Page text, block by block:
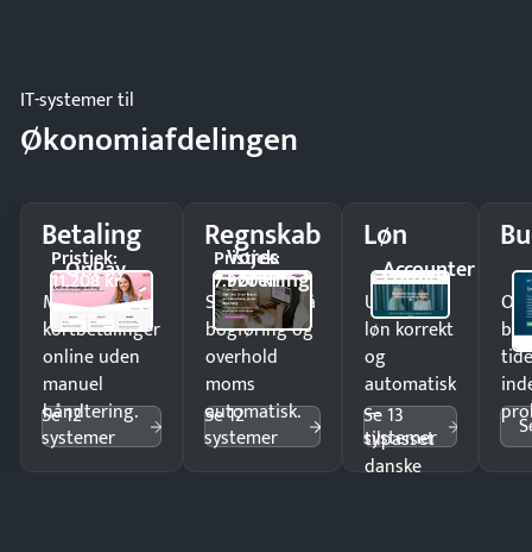
IT-systemer til
Økonomiafdelingen
Betaling
OnPay
Pristjek:
11.208 kr
Modtag
kortbetalinger
online uden
manuel
håndtering.
Se 12
systemer
Regnskab
Vores
Forening
Pristjek:
7.920 kr
Spar timer på
bogføring og
overhold
moms
automatisk.
Se 12
systemer
Løn
Accounter
Udbetal
løn korrekt
og
automatisk
—
tilpasset
danske
Se 13
systemer